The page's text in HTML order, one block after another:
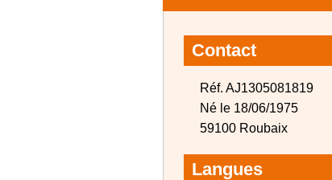
Contact
Réf. AJ1305081819
Né le 18/06/1975
59100 Roubaix
Langues